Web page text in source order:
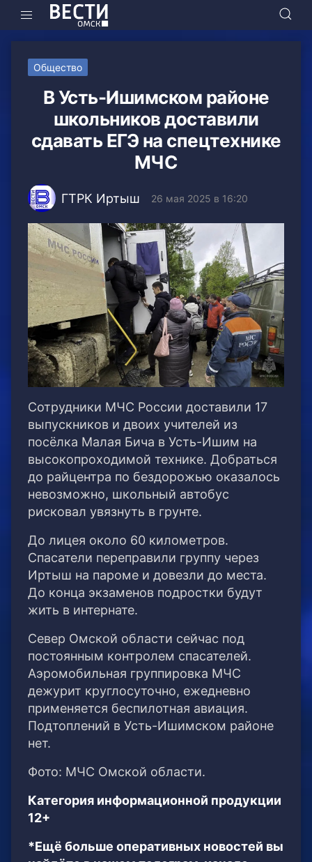
Общество
В Усть-Ишимском районе
школьников доставили
сдавать ЕГЭ на спецтехнике
МЧС
ГТРК Иртыш 26 мая 2025 в 16:20
Сотрудники МЧС России доставили 17
выпускников и двоих учителей из
посёлка Малая Бича в Усть-Ишим на
высокопроходимой технике. Добраться
до райцентра по бездорожью оказалось
невозможно, школьный автобус
рисковал увязнуть в грунте.
До лицея около 60 километров.
Спасатели переправили группу через
Иртыш на пароме и довезли до места.
До конца экзаменов подростки будут
жить в интернате.
Север Омской области сейчас под
постоянным контролем спасателей.
Аэромобильная группировка МЧС
дежурит круглосуточно, ежедневно
применяется беспилотная авиация.
Подтоплений в Усть-Ишимском районе
нет.
Фото: МЧС Омской области.
Категория информационной продукции
12+
*Ещё больше оперативных новостей вы